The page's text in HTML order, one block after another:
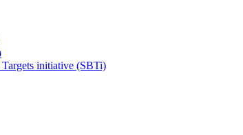
Targets initiative (SBTi)